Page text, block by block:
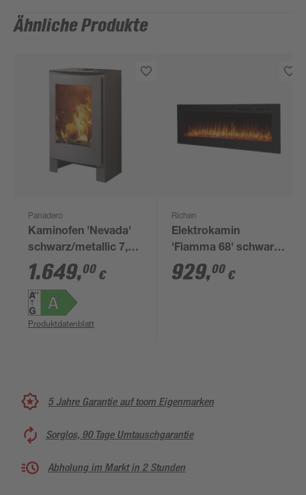
Ähnliche Produkte
Panadero
Kaminofen 'Nevada'
schwarz/metallic 7,9
kW
1.649,00 €
Produktdatenblatt
Richen
Elektrokamin
'Fiamma 68' schwarz
2 kW
929,00 €
5 Jahre Garantie auf toom Eigenmarken
Sorglos, 90 Tage Umtauschgarantie
Abholung im Markt in 2 Stunden